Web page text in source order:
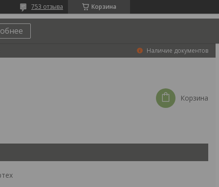
Корзина
753 отзыва
Наличие документов
Корзина